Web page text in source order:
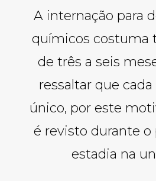
A internação para
químicos costuma
de três a seis
ressaltar que
único, por este
é revisto durante o
estadia na